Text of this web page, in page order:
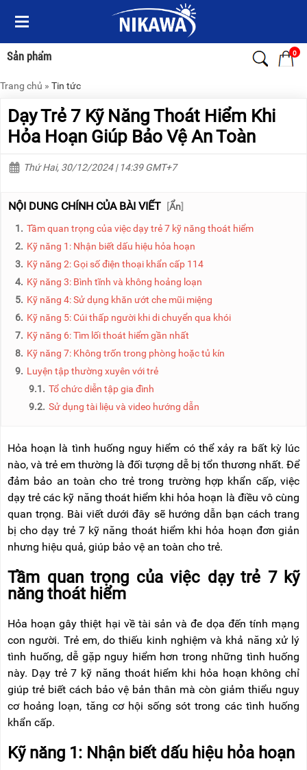
Sản phẩm 0
Menu
Sản
phẩm
TRANG
THANG
NHÔM
XE
DÂY
THOÁT
TỰ
ĐỘNG
XE
NÂNG
VIDEO
NÓI
VỀ
NIKAWA
GIỚI
THIỆU
ĐẠI
LÝ
BẢO
HÀNH
HỆ
Menu
Sản
phẩm
TRANG
THANG
NHÔM
THANG
NHÔM
GIA
THANG
GẤP
(THANG
LỒNG)
THANG
CÁCH
A
THANG
NHÔM
CÔNG
NGHIỆP
THANG
NHÔM
GIÁO
VÁN
RẢNH
TAY
XE
ĐẨY
HÀNG
BỘ
DÂY
TỰ
ĐỘNG
Trang chủ » Tin tức
Dạy Trẻ 7 Kỹ Năng Thoát Hiểm Khi
Hỏa Hoạn Giúp Bảo Vệ An Toàn
Thứ Hai, 30/12/2024 | 14:39 GMT+7
NỘI DUNG CHÍNH CỦA BÀI VIẾT [Ẩn]
1. Tầm quan trọng của việc dạy trẻ 7 kỹ năng thoát hiểm
2. Kỹ năng 1: Nhận biết dấu hiệu hỏa hoạn
3. Kỹ năng 2: Gọi số điện thoại khẩn cấp 114
4. Kỹ năng 3: Bình tĩnh và không hoảng loạn
5. Kỹ năng 4: Sử dụng khăn ướt che mũi miệng
6. Kỹ năng 5: Cúi thấp người khi di chuyển qua khói
7. Kỹ năng 6: Tìm lối thoát hiểm gần nhất
8. Kỹ năng 7: Không trốn trong phòng hoặc tủ kín
9. Luyện tập thường xuyên với trẻ
9.1. Tổ chức diễn tập gia đình
9.2. Sử dụng tài liệu và video hướng dẫn
Hỏa hoạn là tình huống nguy hiểm có thể xảy ra bất kỳ lúc
nào, và trẻ em thường là đối tượng dễ bị tổn thương nhất. Để
đảm bảo an toàn cho trẻ trong trường hợp khẩn cấp, việc
dạy trẻ các kỹ năng thoát hiểm khi hỏa hoạn là điều vô cùng
quan trọng. Bài viết dưới đây sẽ hướng dẫn bạn cách trang
bị cho dạy trẻ 7 kỹ năng thoát hiểm khi hỏa hoạn đơn giản
nhưng hiệu quả, giúp bảo vệ an toàn cho trẻ.
Tầm quan trọng của việc dạy trẻ 7 kỹ
năng thoát hiểm
Hỏa hoạn gây thiệt hại về tài sản và đe dọa đến tính mạng
con người. Trẻ em, do thiếu kinh nghiệm và khả năng xử lý
tình huống, dễ gặp nguy hiểm hơn trong những tình huống
này. Dạy trẻ 7 kỹ năng thoát hiểm khi hỏa hoạn không chỉ
giúp trẻ biết cách bảo vệ bản thân mà còn giảm thiểu nguy
cơ hoảng loạn, tăng cơ hội sống sót trong các tình huống
khẩn cấp.
Kỹ năng 1: Nhận biết dấu hiệu hỏa hoạn